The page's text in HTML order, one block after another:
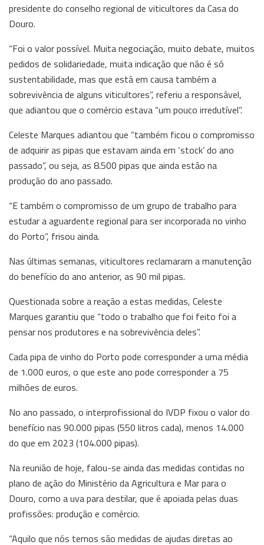
presidente do conselho regional de viticultores da Casa do
Douro.
“Foi o valor possível. Muita negociação, muito debate, muitos
pedidos de solidariedade, muita indicação que não é só
sustentabilidade, mas que está em causa também a
sobrevivência de alguns viticultores”, referiu a responsável,
que adiantou que o comércio estava “um pouco irredutível”.
Celeste Marques adiantou que “também ficou o compromisso
de adquirir as pipas que estavam ainda em ‘stock’ do ano
passado”, ou seja, as 8.500 pipas que ainda estão na
produção do ano passado.
“E também o compromisso de um grupo de trabalho para
estudar a aguardente regional para ser incorporada no vinho
do Porto”, frisou ainda.
Nas últimas semanas, viticultores reclamaram a manutenção
do benefício do ano anterior, as 90 mil pipas.
Questionada sobre a reação a estas medidas, Celeste
Marques garantiu que “todo o trabalho que foi feito foi a
pensar nos produtores e na sobrevivência deles”.
Cada pipa de vinho do Porto pode corresponder a uma média
de 1.000 euros, o que este ano pode corresponder a 75
milhões de euros.
No ano passado, o interprofissional do IVDP fixou o valor do
benefício nas 90.000 pipas (550 litros cada), menos 14.000
do que em 2023 (104.000 pipas).
Na reunião de hoje, falou-se ainda das medidas contidas no
plano de ação do Ministério da Agricultura e Mar para o
Douro, como a uva para destilar, que é apoiada pelas duas
profissões: produção e comércio.
“Aquilo que nós temos são medidas de ajudas diretas ao